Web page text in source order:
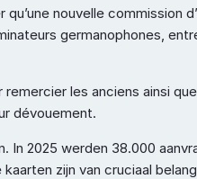
nouvelle commission
germanophones,
les anciens ainsi
dévouement.
In 2025 werden 38.000
zijn van cruciaal